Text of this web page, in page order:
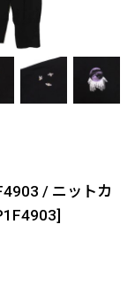
/ ニットカ
]